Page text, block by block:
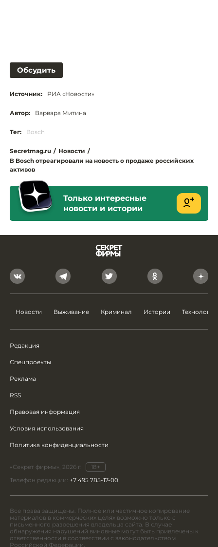
Обсудить
Источник: РИА «Новости»
Автор: Варвара Митина
Тег: Bosch
Secretmag.ru / Новости /
В Bosch отреагировали на новость о продаже российских
активов
Только интересные
новости и истории
Новости Выживание Криминал Истории Технологии
Редакция
Спецпроекты
Реклама
RSS
Правовая информация
Условия использования
Политика конфиденциальности
«Секрет фирмы», 2026 г.
18+
Телефон редакции: +7 495 785-17-00
Все права защищены. Полное или частичное копирование
материалов в коммерческих целях возможно только с
письменного разрешения владельца сайта. В случае
обнаружения нарушений виновные могут быть привлечены к
ответственности в соответствии с законодательством
Российской Федерации.